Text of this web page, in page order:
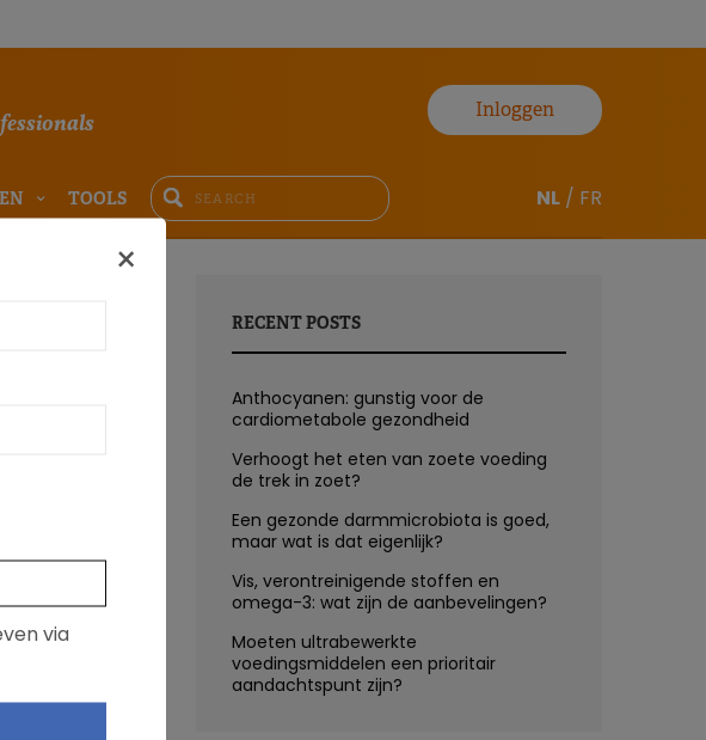
Inloggen
TOOLS NL / FR
RECENT POSTS
Anthocyanen: gunstig voor de
cardiometabole gezondheid
Verhoogt het eten van zoete voeding
de trek in zoet?
Een gezonde darmmicrobiota is goed,
maar wat is dat eigenlijk?
Vis, verontreinigende stoffen en
omega-3: wat zijn de aanbevelingen?
Moeten ultrabewerkte
voedingsmiddelen een prioritair
aandachtspunt zijn?
×
via